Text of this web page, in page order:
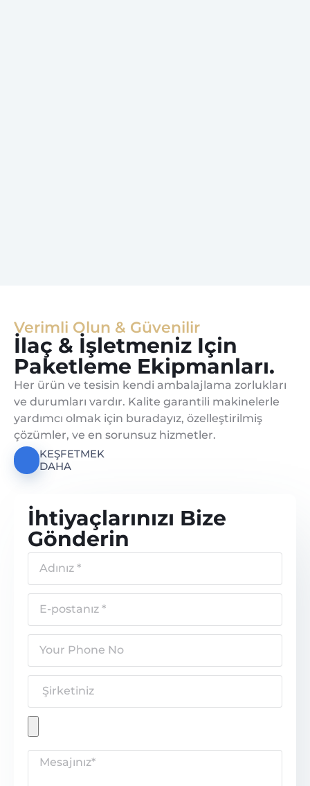
Verimli Olun & Güvenilir
İlaç & İşletmeniz Için
Paketleme Ekipmanları.
Her ürün ve tesisin kendi ambalajlama zorlukları
ve durumları vardır. Kalite garantili makinelerle
yardımcı olmak için buradayız, özelleştirilmiş
çözümler, ve en sorunsuz hizmetler.
KEŞFETMEK
DAHA
İhtiyaçlarınızı Bize
Gönderin